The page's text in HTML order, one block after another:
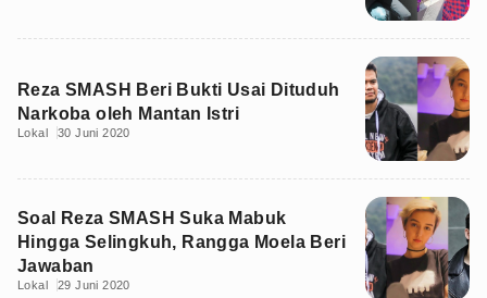
Reza SMASH Beri Bukti Usai Dituduh
Narkoba oleh Mantan Istri
Lokal 30 Juni 2020
Soal Reza SMASH Suka Mabuk
Hingga Selingkuh, Rangga Moela Beri
Jawaban
Lokal 29 Juni 2020